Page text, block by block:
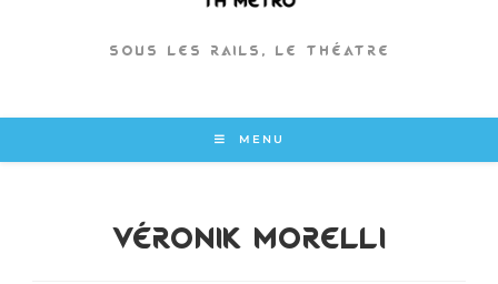
SOUS LES RAILS, LE THÉATRE
MENU
Véronik Morelli